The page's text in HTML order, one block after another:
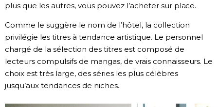
plus que les autres, vous pouvez l’acheter sur place.
Comme le suggère le nom de l’hôtel, la collection
privilégie les titres à tendance artistique. Le personnel
chargé de la sélection des titres est composé de
lecteurs compulsifs de mangas, de vrais connaisseurs. Le
choix est très large, des séries les plus célèbres
jusqu’aux tendances de niches.